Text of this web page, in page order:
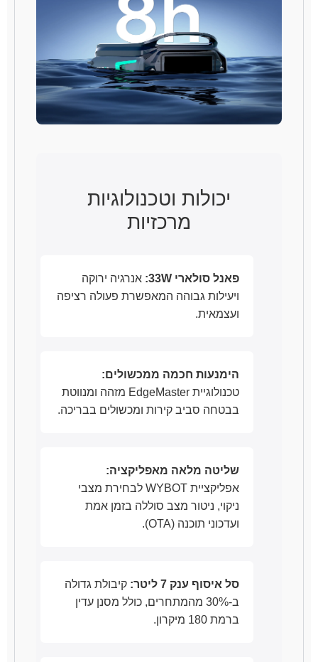
יכולות וטכנולוגיות
מרכזיות
פאנל סולארי 33W:
אנרגיה ירוקה
ויעילות גבוהה המאפשרת פעולה רציפה
ועצמאית.
הימנעות חכמה ממכשולים:
טכנולוגיית EdgeMaster מזהה ומנווטת
בבטחה סביב קירות ומכשולים בבריכה.
שליטה מלאה מאפליקציה:
אפליקציית WYBOT לבחירת מצבי
ניקוי, ניטור מצב סוללה בזמן אמת
ועדכוני תוכנה (OTA).
סל איסוף ענק 7 ליטר:
קיבולת גדולה
ב-30% מהמתחרים, כולל מסנן עדין
ברמת 180 מיקרון.